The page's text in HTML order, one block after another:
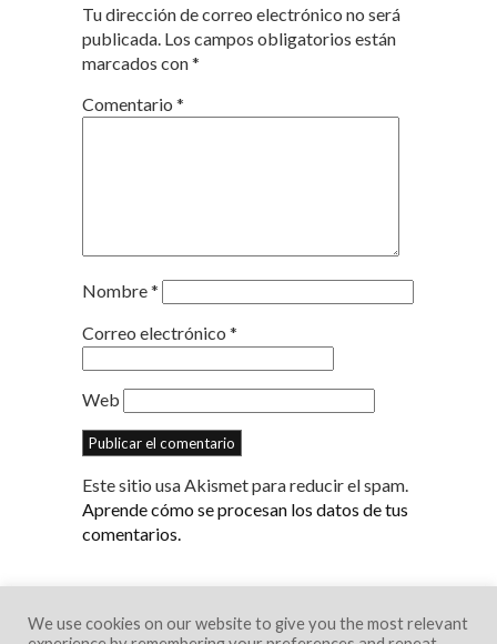
Tu dirección de correo electrónico no será
publicada. Los campos obligatorios están
marcados con*
Comentario *
Nombre*
Correo electrónico *
Web
Este sitio usa Akismet para reducir el spam.
Aprende cómo se procesan los datos de tus
comentarios.
We use cookies on our website to give you the most relevant